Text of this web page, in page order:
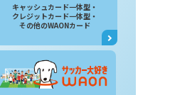
キャッシュカード一体型・
クレジットカード一体型・
その他のWAONカード